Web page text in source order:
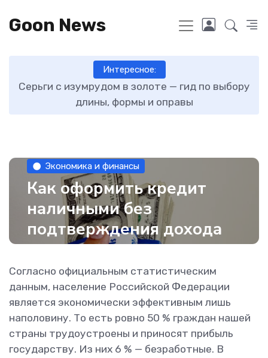
Goon News
Интересное:
Серьги с изумрудом в золоте — гид по выбору
длины, формы и оправы
Экономика и финансы
Как оформить кредит
наличными без
подтверждения дохода
Согласно официальным статистическим
данным, население Российской Федерации
является экономически эффективным лишь
наполовину. То есть ровно 50 % граждан нашей
страны трудоустроены и приносят прибыль
государству. Из них 6 % — безработные. В